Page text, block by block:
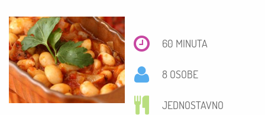
60 MINUTA
8 OSOBE
JEDNOSTAVNO